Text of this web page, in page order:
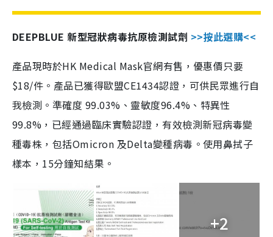
DEEPBLUE 新型冠狀病毒抗原檢測試劑 >>按此選購<<
產品現時於HK Medical Mask官網有售，優惠價只要
$18/件。產品已獲得歐盟CE1434認證，可供民眾進行自
我檢測。準確度 99.03%、靈敏度96.4%、特異性
99.8%，已經通過臨床實驗認證，有效檢測新冠病毒變
種毒株，包括Omicron 及Delta變種病毒。使用鼻拭子
樣本，15分鐘知結果。
+2